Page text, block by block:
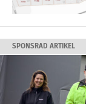
SPONSRAD ARTIKEL